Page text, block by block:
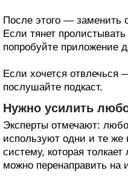
После этого — заменить
Если тянет
попробуйте приложение
Если хочется отвлечься
послушайте подкаст.
Нужно усилить
Эксперты отмечают:
используют одни и те же
систему, которая
можно перенаправить на